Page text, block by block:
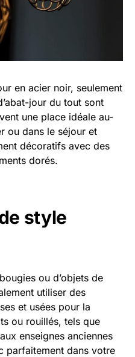
en acier noir, seulement
jour du tout sont
une place idéale au-
ou dans le séjour et
décoratifs avec des
dorés.
style
ou d’objets de
utiliser des
et usées pour la
ou rouillés, tels que
enseignes anciennes
parfaitement dans votre